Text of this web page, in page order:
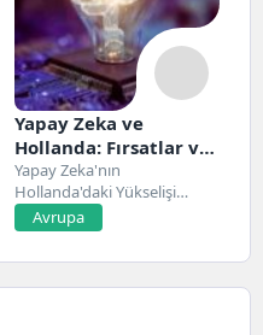
Yapay Zeka ve
Hollanda: Fırsatlar ve
Zorluklar
Yapay Zeka'nın
Hollanda'daki Yükselişi
Hollanda, son yıllarda yapay
zeka alanında...
Avrupa